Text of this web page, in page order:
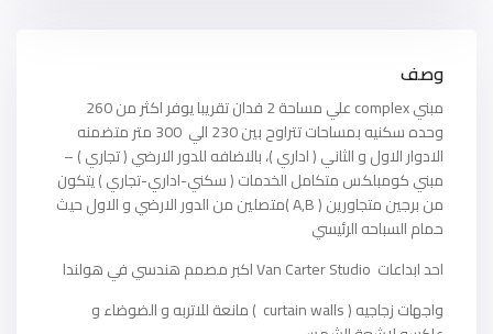
وصف
مبني complex علي مساحة 2 فدان تقريبا يوفر اكثر من 260
وحده سكنيه بمساحات تتراوح بين 230 الي 300 متر متضمنه
الادوار الاول و الثاني ( اداري )، بالاضافه للدور الارضي ( تجاري ) –
مبني كومبلكس متكامل الخدمات ( سكني-اداري-تجاري ) يتكون
من برجين متجاورين ( A,B )متصلين من الدور الارضي و الاول حيث
حمام السباحه الرئيسي
احد ابداعات Van Carter Studio اكبر مصمم هندسي في هولندا
واجهات زجاجيه ( curtain walls ) مانعة للاتربه و الضوضاء و